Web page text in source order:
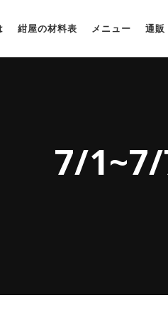
紺屋の材料表 メニュー 通販
7/